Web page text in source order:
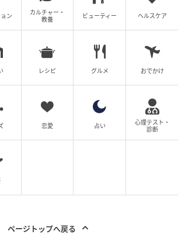
ン
カルチャー・
教養
ビューティー ヘルスケア
レシピ グルメ おでかけ
恋愛 占い
心理テスト・
診断
ページトップへ戻る